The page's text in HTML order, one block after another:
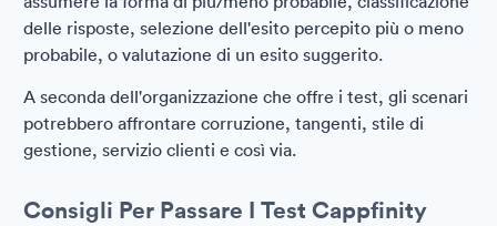
delle risposte, selezione dell'esito percepito più o meno
probabile, o valutazione di un esito suggerito.
A seconda dell'organizzazione che offre i test, gli scenari
potrebbero affrontare corruzione, tangenti, stile di
gestione, servizio clienti e così via.
Consigli Per Passare I Test Cappfinity